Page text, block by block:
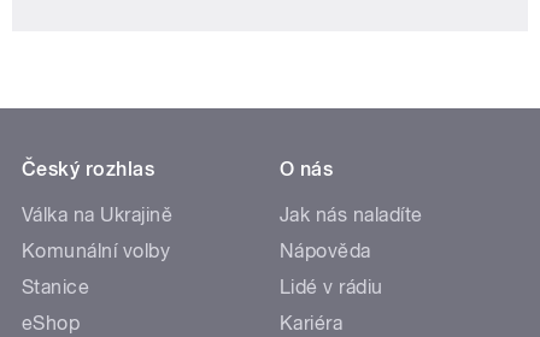
Český rozhlas
Válka na Ukrajině
Komunální volby
Stanice
eShop
O nás
Jak nás naladíte
Nápověda
Lidé v rádiu
Kariéra